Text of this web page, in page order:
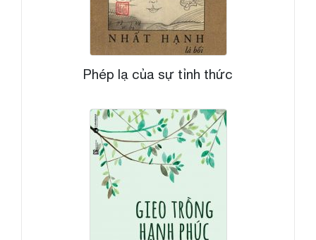
Phép lạ của sự tỉnh thức